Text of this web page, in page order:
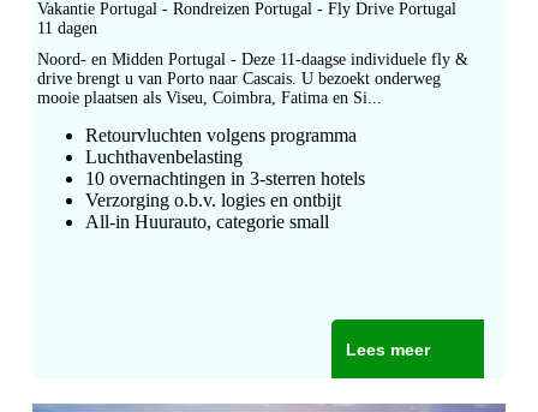
Vakantie Portugal - Rondreizen Portugal - Fly Drive Portugal
11 dagen
Noord- en Midden Portugal - Deze 11-daagse individuele fly &
drive brengt u van Porto naar Cascais. U bezoekt onderweg
mooie plaatsen als Viseu, Coimbra, Fatima en Si...
Retourvluchten volgens programma
Luchthavenbelasting
10overnachtingen in 3-sterren hotels
Verzorging o.b.v. logies en ontbijt
All-in Huurauto, categorie small
Lees meer